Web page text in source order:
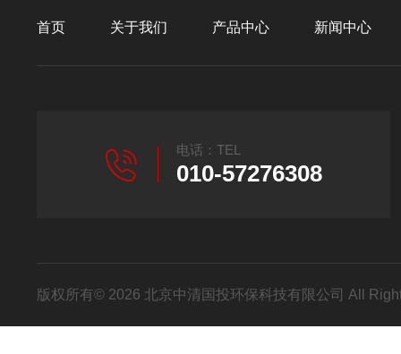
首页 关于我们 产品中心 新闻中心
电话：TEL
010-57276308
版权所有© 2026 北京中清国投环保科技有限公司 All